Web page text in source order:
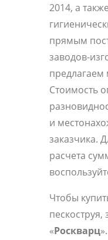
2014, а
прямым
заводов-
Стоимость
и
заказчика.
расчета
Чтобы
«Роскварц».